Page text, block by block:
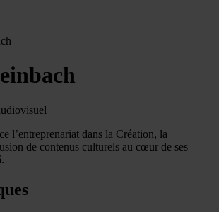
l’entreprenariat dans la Création, la
de contenus culturels au cœur de ses